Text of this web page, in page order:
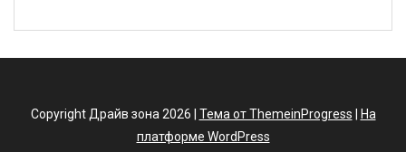
Copyright Драйв зона 2026 | Тема от ThemeinProgress
На
платформе WordPress